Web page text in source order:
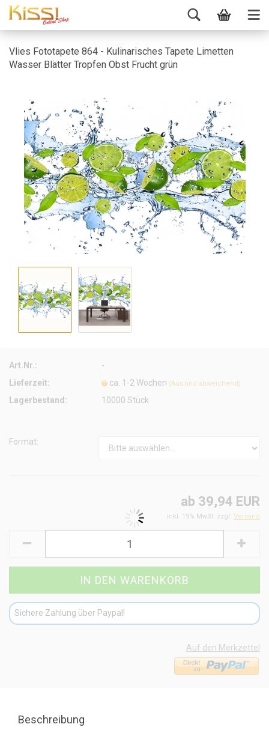
Vlies Fototapete 864 - Kulinarisches Tapete Limetten
Wasser Blätter Tropfen Obst Frucht grün
Art.Nr.:
-
Lieferzeit:
ca. 1-2 Wochen (Ausland abweichend)
Lagerbestand: 10000Stück
Format:
ab 39,94 EUR
inkl. 19% MwSt. zzgl. Versand
Sichere Zahlung über Paypal!
Auf den Merkzettel
Beschreibung